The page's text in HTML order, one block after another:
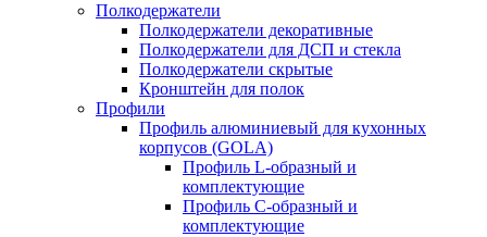
Полкодержатели
Полкодержатели декоративные
Полкодержатели для ДСП и стекла
Полкодержатели скрытые
Кронштейн для полок
Профили
Профиль алюминиевый для кухонных
корпусов (GOLA)
Профиль L-образный и
комплектующие
Профиль C-образный и
комплектующие